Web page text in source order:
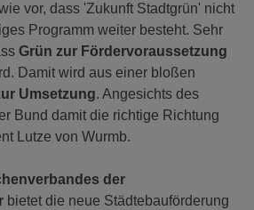
vor, dass 'Zukunft Stadtgrün' nicht
Programm weiter besteht. Sehr
Grün zur Fördervoraussetzung
Damit wird aus einer bloßen
Umsetzung. Angesichts des
Bund damit die richtige Richtung
Lutze von Wurmb.
der
bietet die neue Städtebauförderung